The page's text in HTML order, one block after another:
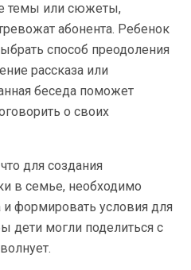
темы или сюжеты,
абонента. Ребенок
способ преодоления
рассказа или
беседа поможет
о своих
для создания
в семье, необходимо
формировать условия для
дети могли поделиться с